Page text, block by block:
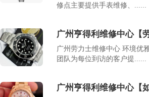
修点主要提供手表维修、......
广州亨得利维修中心【
广州劳力士维修中心 环境优
团队为每位到访的客户提......
广州亨得利维修中心【